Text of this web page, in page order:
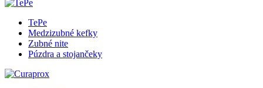
TePe
Medzizubné kefky
Zubné nite
Púzdra a stojančeky